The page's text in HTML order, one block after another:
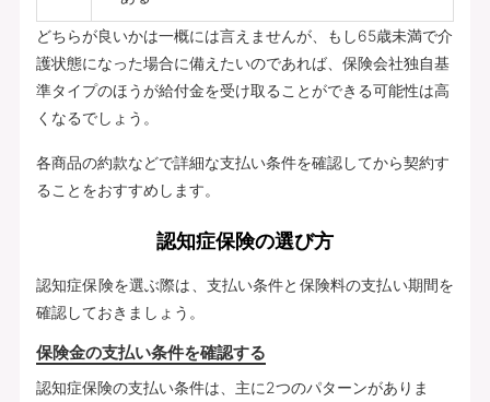
どちらが良いかは一概には言えませんが、もし65歳未満で介
護状態になった場合に備えたいのであれば、保険会社独自基
準タイプのほうが給付金を受け取ることができる可能性は高
くなるでしょう。
各商品の約款などで詳細な支払い条件を確認してから契約す
ることをおすすめします。
認知症保険の選び方
認知症保険を選ぶ際は、支払い条件と保険料の支払い期間を
確認しておきましょう。
保険金の支払い条件を確認する
認知症保険の支払い条件は、主に2つのパターンがありま